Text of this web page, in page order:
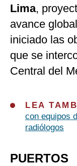
Lima,
avance
iniciado las
que se
Central del
LEA
con equipos
radiólogos
PUERTOS